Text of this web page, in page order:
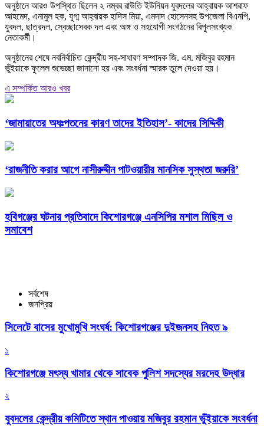
অনুষ্ঠানে আরও উপস্থিত ছিলেন ২ নম্বর রাউতি ইউনিয়ন যুবদলের আহ্বায়ক আশরাফ
আহমেদ, এনামুল হক, যুগ্ম আহ্বায়ক হাদিস মিয়া, এমদাদ হোসেনসহ উপজেলা বিএনপি,
যুবদল, ছাত্রদল, স্বেচ্ছাসেবক দল এবং অঙ্গ ও সহযোগী সংগঠনের বিপুলসংখ্যক
নেতাকর্মী।
অনুষ্ঠানের শেষে নবনির্বাচিত কেন্দ্রীয় সহ-সাধারণ সম্পাদক জি. এম. মজিবুর রহমান
ভুঁইয়াকে ফুলেল শুভেচ্ছা জানানো হয় এবং সংবর্ধনা স্মারক তুলে দেওয়া হয়।
এ সম্পর্কিত আরও খবর
‘জামায়াতের অধঃপতনের কারণ তাদের ইতিহাস’- কাদের সিদ্দিকী
‘রাজনীতি করার আগে নাসীরুদ্দীন পাটওয়ারীর মানসিক সুস্থতা জরুরি’
হবিগঞ্জের ঘটনার প্রতিবাদে কিশোরগঞ্জে এনসিপির মশাল মিছিল ও
সমাবেশ
সর্বশেষ
জনপ্রিয়
সিলেটে বাসের মুখোমুখি সংঘর্ষ: কিশোরগঞ্জের দুইজনসহ নিহত ৯
১
কিশোরগঞ্জে মৎস্য খামার থেকে সাবেক পুলিশ সদস্যের মরদেহ উদ্ধার
২
যুবদলের কেন্দ্রীয় কমিটিতে স্থান পাওয়ায় মজিবুর রহমান ভুঁইয়াকে সংবর্ধনা